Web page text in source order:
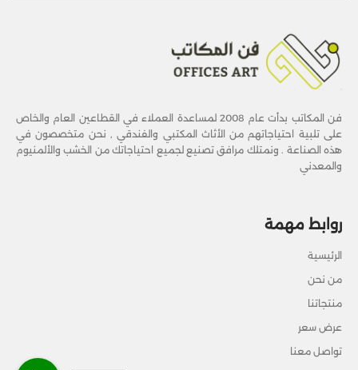
فن المكاتب بدأت عام 2008 لمساعدة العملاء في القطاعين العام والخاص
على تلبية احتياجاتهم من الأثاث المكتبي والفندقي , نحن متخصصون في
هذه الصناعة . ونمتلك مرافق تصنيع لجميع احتياجاتك من الخشب والألمنيوم
والمعدني
روابط مهمة
الرئيسية
من نحن
منتجاتنا
عرض سعر
تواصل معنا